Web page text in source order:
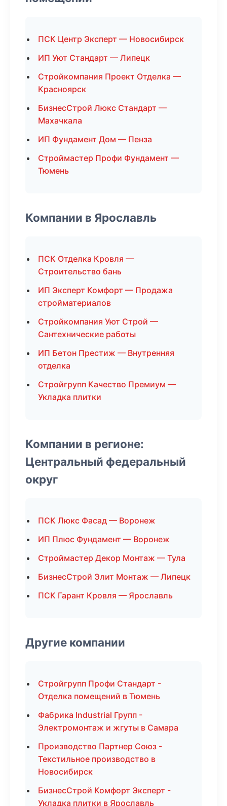
ПСК Центр Эксперт — Новосибирск
ИП Уют Стандарт — Липецк
Стройкомпания Проект Отделка —
Красноярск
БизнесСтрой Люкс Стандарт —
Махачкала
ИП Фундамент Дом — Пенза
Строймастер Профи Фундамент —
Тюмень
Компании в Ярославль
ПСК Отделка Кровля —
Строительство бань
ИП Эксперт Комфорт — Продажа
стройматериалов
Стройкомпания Уют Строй —
Сантехнические работы
ИП Бетон Престиж — Внутренняя
отделка
Стройгрупп Качество Премиум —
Укладка плитки
Компании в регионе:
Центральный федеральный
округ
ПСК Люкс Фасад — Воронеж
ИП Плюс Фундамент — Воронеж
Строймастер Декор Монтаж — Тула
БизнесСтрой Элит Монтаж — Липецк
ПСК Гарант Кровля — Ярославль
Другие компании
Стройгрупп Профи Стандарт -
Отделка помещений в Тюмень
Фабрика Industrial Групп -
Электромонтаж и жгуты в Самара
Производство Партнер Союз -
Текстильное производство в
Новосибирск
БизнесСтрой Комфорт Эксперт -
Укладка плитки в Ярославль